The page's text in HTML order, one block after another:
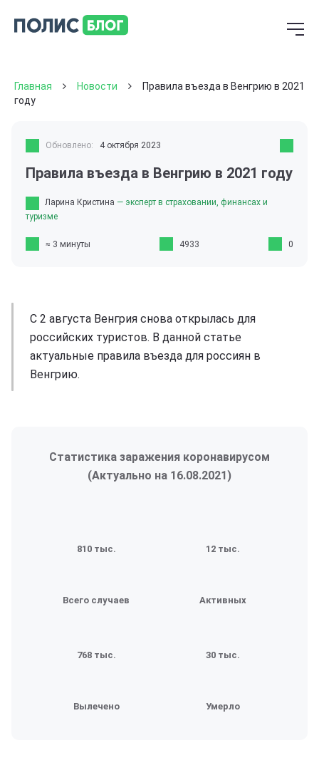
Главная Новости
Правила въезда в Венгрию в 2021
году
Обновлено: 4 октября 2023
Правила въезда в Венгрию в 2021 году
Ларина Кристина — эксперт в страховании, финансах и
туризме
≈ 3 минуты 4933 0
С 2 августа Венгрия снова открылась для
российских туристов. В данной статье
актуальные правила въезда для россиян в
Венгрию.
Статистика заражения коронавирусом
(Актуально на 16.08.2021)
810 тыс.
Всего случаев
12 тыс.
Активных
768 тыс.
Вылечено
30 тыс.
Умерло